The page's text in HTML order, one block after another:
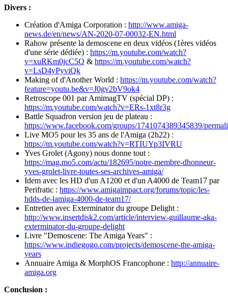
Divers :
Création d'Amiga Corporation : http://www.amiga-
news.de/en/news/AN-2020-07-00032-EN.html
Rahow présente la demoscene en deux vidéos (1ères vidéos
d'une série dédiée) : https://m.youtube.com/watch?
v=xuRKm0jcC5Q & https://m.youtube.com/watch?
v=LsD4yPyviQk
Making of d'Another World : https://m.youtube.com/watch?
feature=youtu.be&v=J0gv2bV9ok4
Retroscope 001 par AmimagTV (spécial DP) :
https://m.youtube.com/watch?v=ERs-1xt8r3g
Battle Squadron version jeu de plateau :
https://www.facebook.com/groups/1741074389345839/
Live MO5 pour les 35 ans de l'Amiga (2h22) :
https://m.youtube.com/watch?v=RTIUYp3IVRU
Yves Grolet (Agony) nous donne tout :
https://mag.mo5.com/actu/182695/notre-membre-dhonneur-
yves-grolet-livre-toutes-ses-archives-amiga/
Idem avec les HD d'un A1200 et d'un A4000 de Team17 par
Perifratic : https://www.amigaimpact.org/forums/topic/les-
hdds-de-lamiga-4000-de-team17/
Entretien avec Exterminator du groupe Delight :
http://www.insertdisk2.com/article/interview-guillaume-aka-
exterminator-du-groupe-delight
Livre "Demoscene: The Amiga Years" :
https://www.indiegogo.com/projects/demoscene-the-amiga-
years
Annuaire Amiga & MorphOS Francophone : http://annuaire-
amiga.org
Conclusion :